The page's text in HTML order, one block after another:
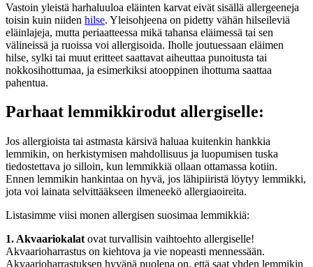
Vastoin yleistä harhaluuloa eläinten karvat eivät sisällä allergeeneja
toisin kuin niiden hilse. Yleisohjeena on pidetty vähän hilseileviä
eläinlajeja, mutta periaatteessa mikä tahansa eläimessä tai sen
välineissä ja ruoissa voi allergisoida. Iholle joutuessaan eläimen
hilse, sylki tai muut eritteet saattavat aiheuttaa punoitusta tai
nokkosihottumaa, ja esimerkiksi atooppinen ihottuma saattaa
pahentua.
Parhaat lemmikkirodut allergiselle:
Jos allergioista tai astmasta kärsivä haluaa kuitenkin hankkia
lemmikin, on herkistymisen mahdollisuus ja luopumisen tuska
tiedostettava jo silloin, kun lemmikkiä ollaan ottamassa kotiin.
Ennen lemmikin hankintaa on hyvä, jos lähipiiristä löytyy lemmikki,
jota voi lainata selvittääkseen ilmeneekö allergiaoireita.
Listasimme viisi monen allergisen suosimaa lemmikkiä:
1. Akvaariokalat ovat turvallisin vaihtoehto allergiselle!
Akvaarioharrastus on kiehtova ja vie nopeasti mennessään.
Akvaarioharrastuksen hyvänä puolena on, että saat yhden lemmikin